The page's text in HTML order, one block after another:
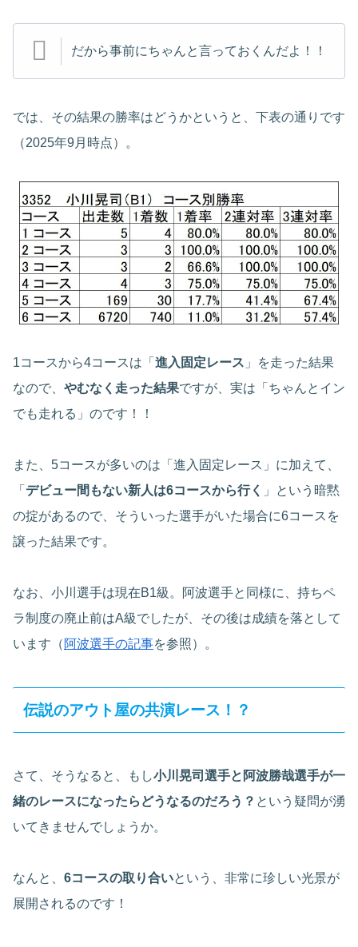
だから事前にちゃんと言っておくんだよ！！
では、その結果の勝率はどうかというと、下表の通りです
（2025年9月時点）。
1コースから4コースは「 進入固定レース 」を走った結果
なので、 やむなく走った結果ですが、実は「ちゃんとイン
でも走れる」のです！！
また、5コースが多いのは「進入固定レース」に加えて、
「 デビュー間もない新人は6コースから行く
」という暗黙
の掟があるので、そういった選手がいた場合に6コースを
譲った結果です。
なお、小川選手は現在B1級。阿波選手と同様に、持ちペ
ラ制度の廃止前はA級でしたが、その後は成績を落として
います（ 阿波選手の記事を参照）。
伝説のアウト屋の共演レース！？
さて、そうなると、もし小川晃司選手と阿波勝哉選手が一
緒のレースになったらどうなるのだろう？ という疑問が湧
いてきませんでしょうか。
なんと、 6コースの取り合いという、非常に珍しい光景が
展開されるのです！